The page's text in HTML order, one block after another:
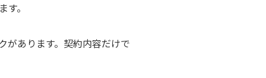
。
があります。契約内容だけで